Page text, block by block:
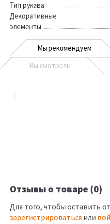
Тип рукава
Декоративные
элементы
Мы рекомендуем
Вы смотрели
Отзывы о товаре (0)
Для того, чтобы оставить
зарегистрироваться или